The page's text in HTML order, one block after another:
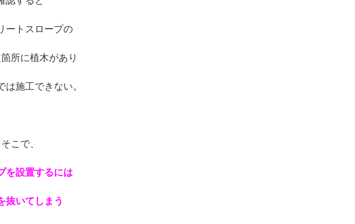
ートスロープの
所に植木があり
は施工できない。
そこで、
を設置するには
抜いてしまう